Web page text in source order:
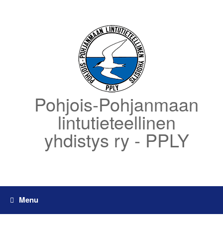
Pohjois-Pohjanmaan
lintutieteellinen
yhdistys ry - PPLY
Menu